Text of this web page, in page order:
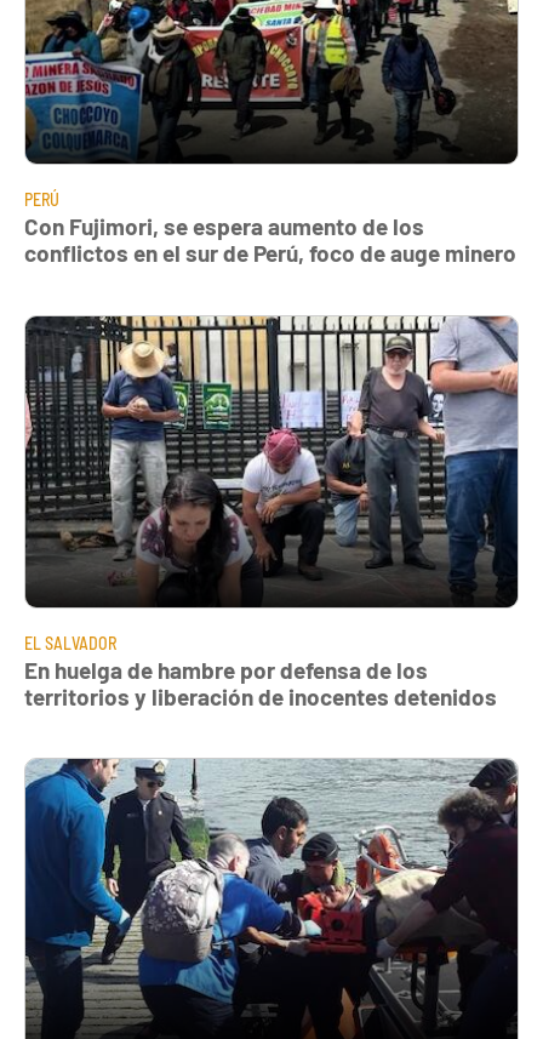
PERÚ
Con Fujimori, se espera aumento de los
conflictos en el sur de Perú, foco de auge minero
EL SALVADOR
En huelga de hambre por defensa de los
territorios y liberación de inocentes detenidos